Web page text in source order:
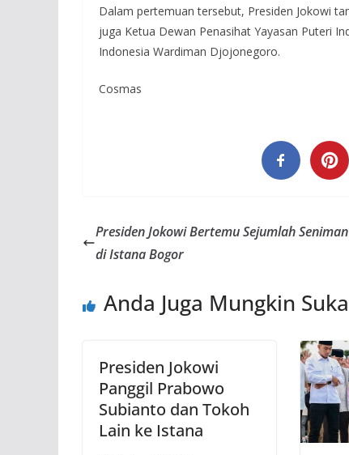
Dalam pertemuan tersebut, Presiden Jokowi
juga Ketua Dewan Penasihat Yayasan Puteri
Indonesia Wardiman Djojonegoro.
Cosmas
Presiden Jokowi Bertemu Sejumlah
di Istana Bogor
Anda Juga Mungkin Suka
Presiden Jokowi
Panggil Prabowo
Subianto dan Tokoh
Lain ke Istana